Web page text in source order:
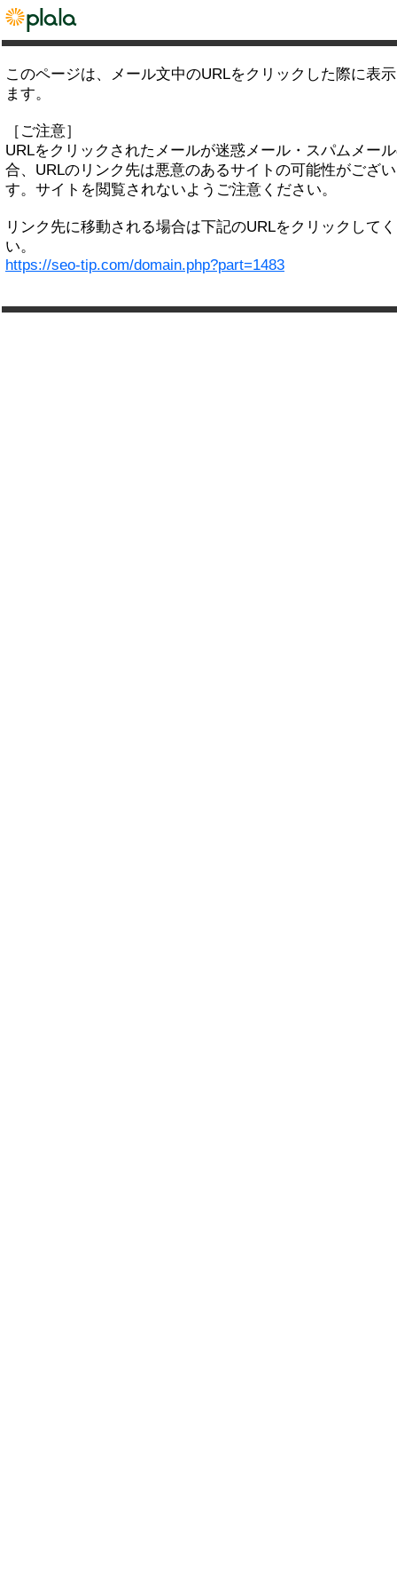
このページは、メール文中のURLをクリックした際に表
ます。
［ご注意］
URLをクリックされたメールが迷惑メール・スパムメー
合、URLのリンク先は悪意のあるサイトの可能性がござ
す。サイトを閲覧されないようご注意ください。
リンク先に移動される場合は下記のURLをクリックして
い。
https://seo-tip.com/domain.php?part=1483